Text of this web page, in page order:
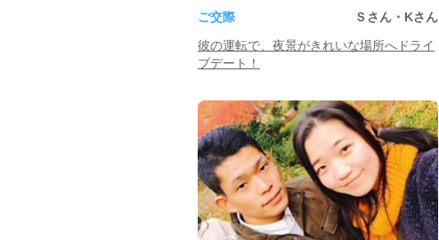
ご交際
Ｓさん・Kさん
彼の運転で、夜景がきれいな場所へドライ
ブデート！